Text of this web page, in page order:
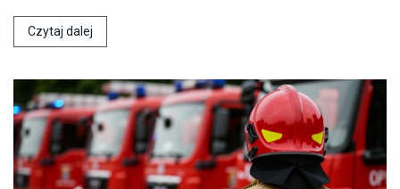
Czytaj dalej